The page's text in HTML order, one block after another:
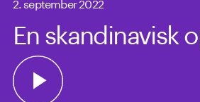
En skandinavisk